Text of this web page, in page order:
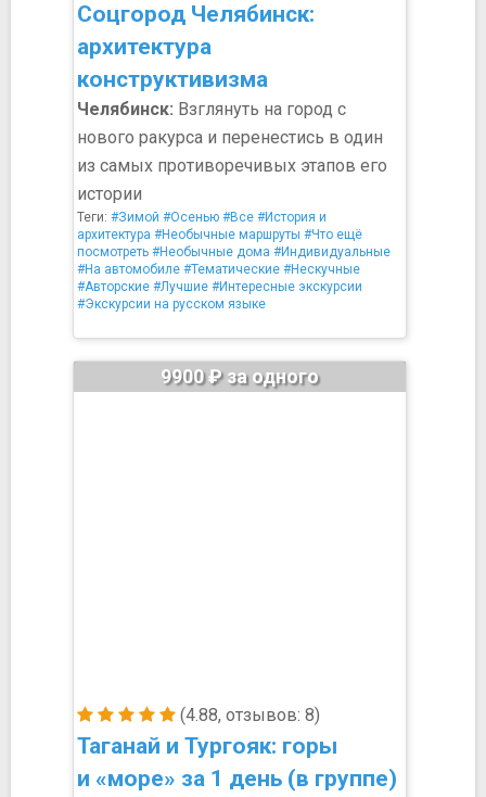
Соцгород Челябинск:
архитектура
конструктивизма
Челябинск: Взглянуть на город с
нового ракурса и перенестись в один
из самых противоречивых этапов его
истории
Теги: #Зимой #Осенью #Все #История и
архитектура #Необычные маршруты #Что ещё
посмотреть #Необычные дома #Индивидуальные
#На автомобиле #Тематические #Нескучные
#Авторские #Лучшие #Интересные экскурсии
#Экскурсии на русском языке
(4.88, отзывов: 8)
Таганай и Тургояк: горы
и «море» за 1 день (в группе)
9900 ₽ за одного